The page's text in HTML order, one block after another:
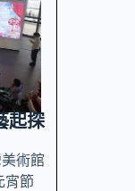
起探
術館
宵節